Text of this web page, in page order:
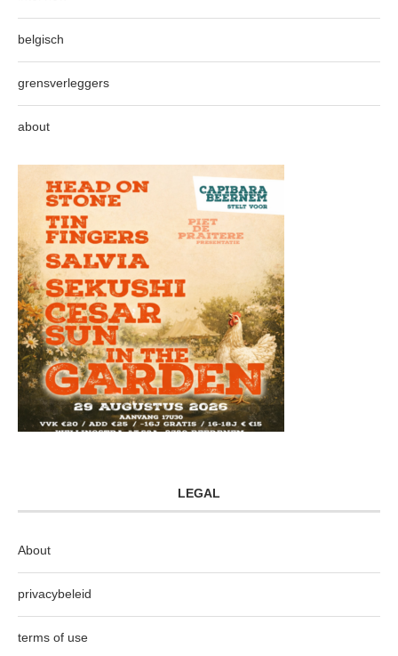
belgisch
grensverleggers
about
LEGAL
About
privacybeleid
terms of use